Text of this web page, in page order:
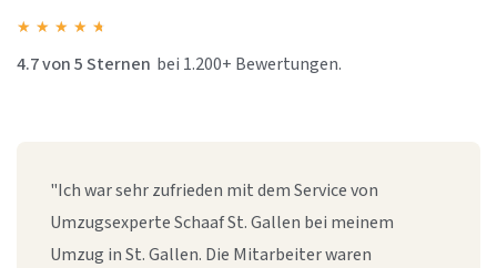
★ ★ ★ ★ ★
4.7 von 5 Sternen bei 1.200+ Bewertungen.
"Ich war sehr zufrieden mit dem Service von
Umzugsexperte Schaaf St. Gallen bei meinem
Umzug in St. Gallen. Die Mitarbeiter waren